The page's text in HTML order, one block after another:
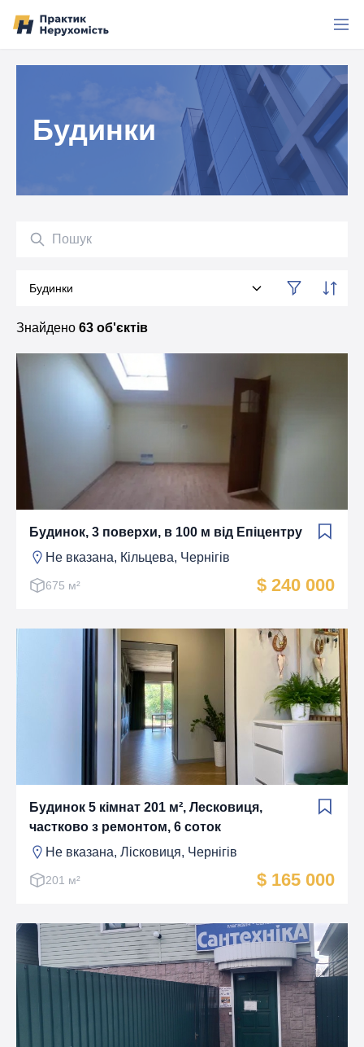
Будинки
Пошук
Категорія
Будинки
Знайдено 63 об'єктів
Будинок, 3 поверхи, в 100 м від Епіцентру
Не вказана, Кiльцева, Чернігів
675 м² $ 240 000
Будинок 5 кімнат 201 м², Лесковиця,
частково з ремонтом, 6 соток
Не вказана, Лiсковиця, Чернігів
201 м² $ 165 000